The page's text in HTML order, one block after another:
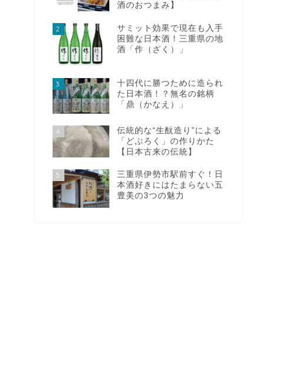
酒のおつまみ】
2
サミット効果で現在も入手
困難な日本酒！三重県の地
酒「作（ざく）」
3
十四代に勝つために造られ
た日本酒！？無名の銘柄
「鼎（かなえ）」
4
伝統的な“生酛造り”による
「どぶろく」の作りかた
【日本古来の伝統】
5
三重県伊勢市駅前すぐ！日
本酒好きにはたまらない五
豊美の3つの魅力